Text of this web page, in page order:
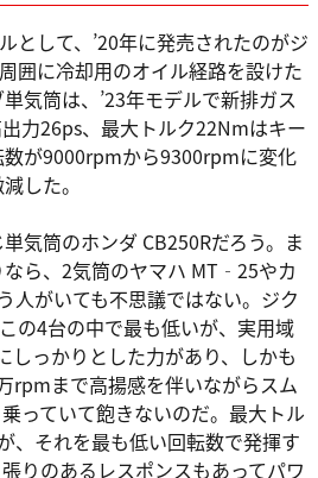
として、’20年に発売されたのがジ
囲に冷却用のオイル経路を設けた
気筒は、’23年モデルで新排ガス
力26ps、最大トルク22Nmはキー
数が9000rpmから9300rpmに変化
した。
気筒のホンダ CB250Rだろう。ま
ら、2気筒のヤマハ MT‐25やカ
人がいても不思議ではない。ジク
の4台の中で最も低いが、実用域
っかりとした力があり、しかも
rpmまで高揚感を伴いながらスム
っていて飽きないのだ。最大トル
、それを最も低い回転数で発揮す
りのあるレスポンスもあってパワ